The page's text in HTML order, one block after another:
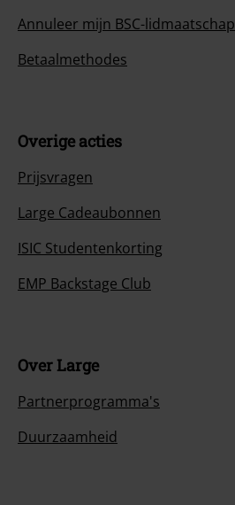
Annuleer mijn BSC-lidmaatschap
Betaalmethodes
Overige acties
Prijsvragen
Large Cadeaubonnen
ISIC Studentenkorting
EMP Backstage Club
Over Large
Partnerprogramma's
Duurzaamheid